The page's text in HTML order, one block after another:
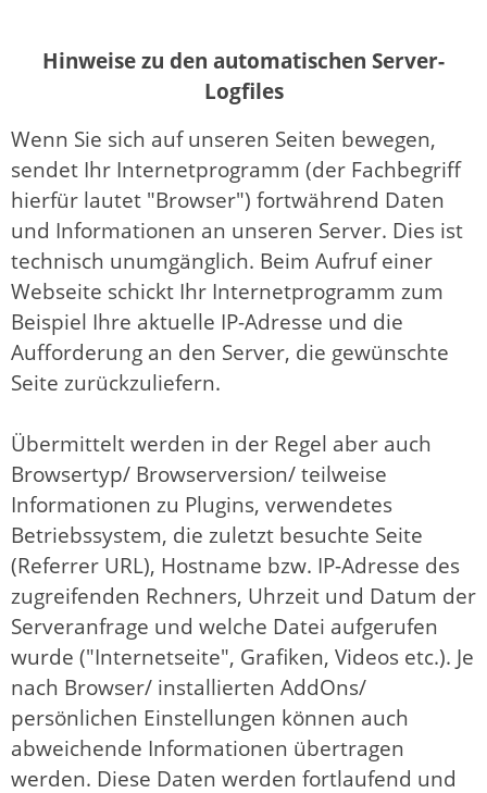
Hinweise zu den automatischen Server-
Logfiles
Wenn Sie sich auf unseren Seiten bewegen,
sendet Ihr Internetprogramm (der Fachbegriff
hierfür lautet "Browser") fortwährend Daten
und Informationen an unseren Server. Dies ist
technisch unumgänglich. Beim Aufruf einer
Webseite schickt Ihr Internetprogramm zum
Beispiel Ihre aktuelle IP-Adresse und die
Aufforderung an den Server, die gewünschte
Seite zurückzuliefern.
Übermittelt werden in der Regel aber auch
Browsertyp/ Browserversion/ teilweise
Informationen zu Plugins, verwendetes
Betriebssystem, die zuletzt besuchte Seite
(Referrer URL), Hostname bzw. IP-Adresse des
zugreifenden Rechners, Uhrzeit und Datum der
Serveranfrage und welche Datei aufgerufen
wurde ("Internetseite", Grafiken, Videos etc.). Je
nach Browser/ installierten AddOns/
persönlichen Einstellungen können auch
abweichende Informationen übertragen
werden. Diese Daten werden fortlaufend und